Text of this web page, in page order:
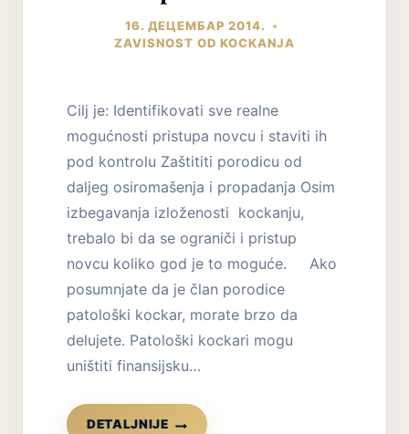
16. ДЕЦЕМБАР 2014.
ZAVISNOST OD KOCKANJA
Cilj je: Identifikovati sve realne
mogućnosti pristupa novcu i staviti ih
pod kontrolu Zaštititi porodicu od
daljeg osiromašenja i propadanja Osim
izbegavanja izloženosti kockanju,
trebalo bi da se ograniči i pristup
novcu koliko god je to moguće. Ako
posumnjate da je član porodice
patološki kockar, morate brzo da
delujete. Patološki kockari mogu
uništiti finansijsku…
DETALJNIJE
ZAVISNOST